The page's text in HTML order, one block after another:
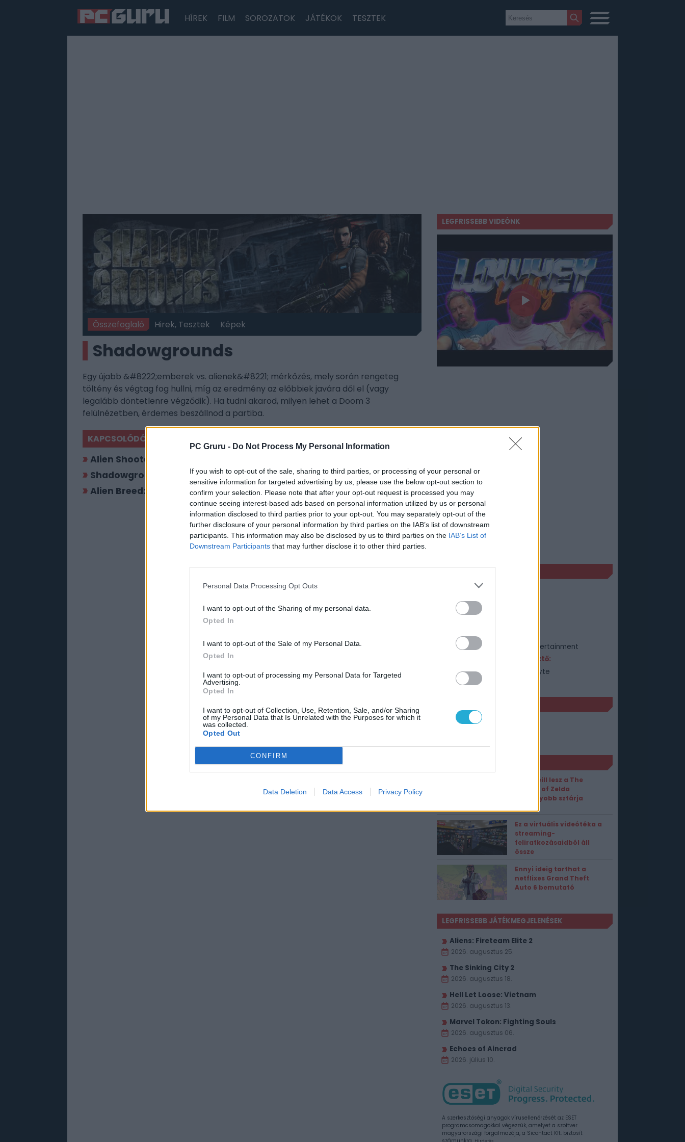
PC Gruru - Do Not Process My Personal Information
If you wish to opt-out of the sale, sharing to third parties, or processing of your personal or
sensitive information for targeted advertising by us, please use the below opt-out section to
confirm your selection. Please note that after your opt-out request is processed you may
continue seeing interest-based ads based on personal information utilized by us or personal
information disclosed to third parties prior to your opt-out. You may separately opt-out of the
further disclosure of your personal information by third parties on the IAB’s list of downstream
participants. This information may also be disclosed by us to third parties on the IAB’s List of
Downstream Participants that may further disclose it to other third parties.
Personal Data Processing Opt Outs
I want to opt-out of the Sharing of my personal data.
Opted In
I want to opt-out of the Sale of my Personal Data.
Opted In
I want to opt-out of processing my Personal Data for Targeted
Advertising.
Opted In
I want to opt-out of Collection, Use, Retention, Sale, and/or Sharing
of my Personal Data that Is Unrelated with the Purposes for which it
was collected.
Opted Out
CONFIRM
Data Deletion Data Access Privacy Policy
HÍREK FILM SOROZATOK JÁTÉKOK TESZTEK
Összefoglaló Hirek, Tesztek Képek
Shadowgrounds
Egy újabb &#8222;emberek vs. alienek&#8221; mérkőzés, mely során rengeteg
töltény és végtag fog hullni, míg az eredmény az előbbiek javára dől el (vagy
legalább döntetlenre végződik). Ha tudni akarod, milyen lehet a Doom 3
felülnézetben, érdemes beszállnod a partiba.
KAPCSOLÓDÓ JÁTÉKOK
Alien Shooter: Vengeance
Shadowgrounds Survivor
Alien Breed: Evolution (Alien Breed: Impact)
LEGFRISSEBB VIDEÓNK
Shadowgrounds
Reef Entertainment
Fejlesztő:
Frozenbyte
PC
Sam Neill lesz a The
Legend of Zelda
legnagyobb sztárja
Ez a virtuális videótéka a
streaming-
feliratkozásaidból áll
össze
Ennyi ideig tarthat a
netflixes Grand Theft
Auto 6 bemutató
LEGFRISSEBB JÁTÉKMEGJELENÉSEK
Aliens: Fireteam Elite 2
2026. augusztus 25.
The Sinking City 2
2026. augusztus 18.
Hell Let Loose: Vietnam
2026. augusztus 13.
Marvel Tokon: Fighting Souls
2026. augusztus 06.
Echoes of Aincrad
2026. július 10.
A szerkesztőségi anyagok vírusellenőrzését az ESET
programcsomagokkal végezzük, amelyet a szoftver
magyarországi forgalmazója, a Sicontact Kft. biztosít